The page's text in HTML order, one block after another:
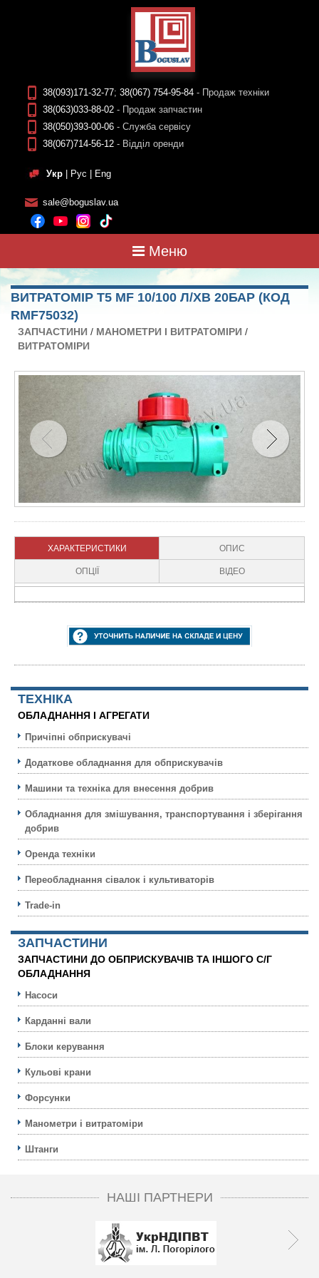
38(093)171-32-77; 38(067) 754-95-84 - Продаж техніки
38(063)033-88-02 - Продаж запчастин
38(050)393-00-06 - Служба сервісу
38(067)714-56-12 - Відділ оренди
Укр | Рус | Eng
sale@boguslav.ua
Меню
ВИТРАТОМIР T5 MF 10/100 Л/ХВ 20БАР (КОД
RMF75032)
ЗАПЧАСТИНИ / МАНОМЕТРИ І ВИТРАТОМІРИ /
ВИТРАТОМІРИ
ХАРАКТЕРИСТИКИ ОПИС
ОПЦІЇ ВІДЕО
ТЕХНIКА
ОБЛАДНАННЯ І АГРЕГАТИ
Причіпні обприскувачі
Додаткове обладнання для обприскувачів
Машини та техніка для внесення добрив
Обладнання для змішування, транспортування і зберігання
добрив
Оренда техніки
Переобладнання сівалок і культиваторів
Trade-in
ЗАПЧАСТИНИ
ЗАПЧАСТИНИ ДО ОБПРИСКУВАЧІВ ТА ІНШОГО С/Г
ОБЛАДНАННЯ
Насоси
Карданні вали
Блоки керування
Кульовi крани
Форсунки
Манометри і витратоміри
Штанги
НАШІ ПАРТНЕРИ